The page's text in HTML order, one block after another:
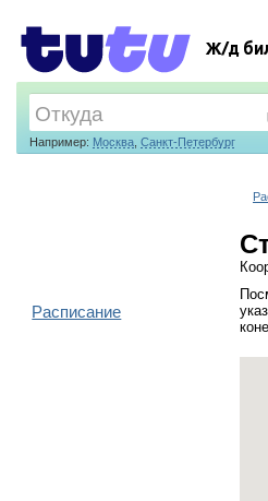
Ж/д
Например: Москва, Санкт-Петербург
Расписание